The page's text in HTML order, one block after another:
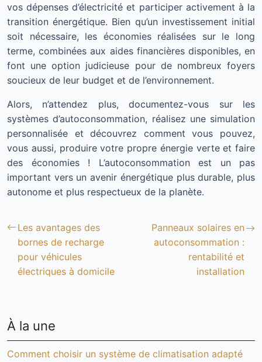
vos dépenses d’électricité et participer activement à la
transition énergétique. Bien qu’un investissement initial
soit nécessaire, les économies réalisées sur le long
terme, combinées aux aides financières disponibles, en
font une option judicieuse pour de nombreux foyers
soucieux de leur budget et de l’environnement.
Alors, n’attendez plus, documentez-vous sur les
systèmes d’autoconsommation, réalisez une simulation
personnalisée et découvrez comment vous pouvez,
vous aussi, produire votre propre énergie verte et faire
des économies ! L’autoconsommation est un pas
important vers un avenir énergétique plus durable, plus
autonome et plus respectueux de la planète.
Les avantages des
bornes de recharge
pour véhicules
électriques à domicile
Panneaux solaires en
autoconsommation :
rentabilité et
installation
À la une
Comment choisir un système de climatisation adapté